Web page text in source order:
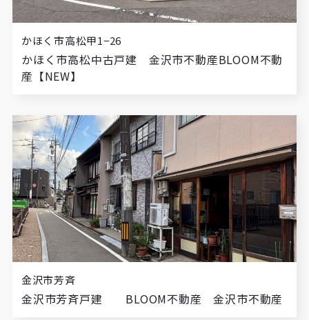
かほく市高松甲1−26
かほく市高松中古戸建 金沢市不動産BLOOM不動
産【NEW】
金沢市芳斉
金沢市芳斉戸建 BLOOM不動産 金沢市不動産